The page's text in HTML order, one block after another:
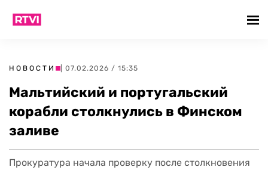
НОВОСТИ | 07.02.2026 / 15:35
Мальтийский и португальский
корабли столкнулись в Финском
заливе
Прокуратура начала проверку после столкновения